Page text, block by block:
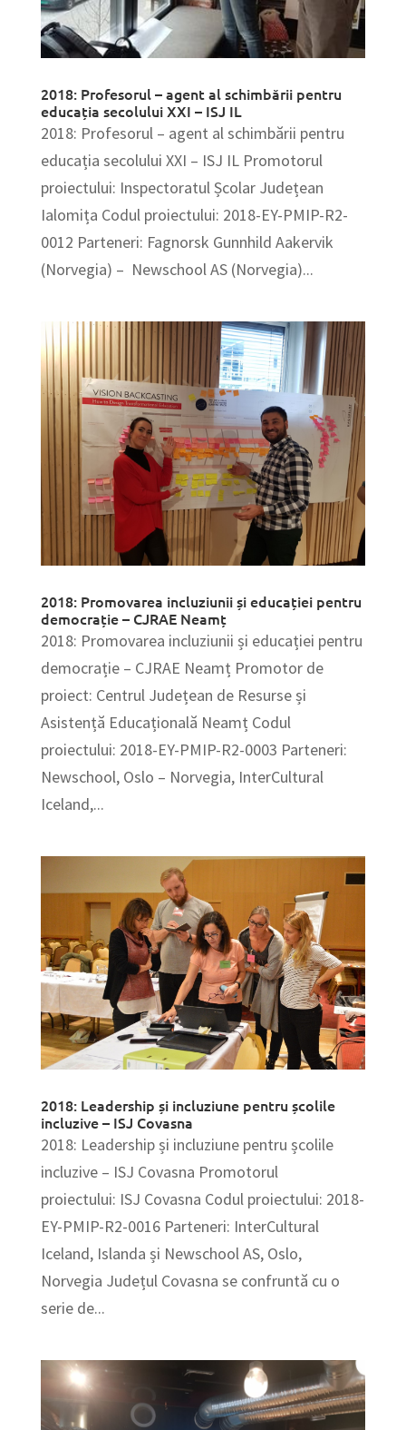
2018: Profesorul – agent al schimbării pentru
educația secolului XXI – ISJ IL
2018: Profesorul – agent al schimbării pentru
educația secolului XXI – ISJ IL Promotorul
proiectului: Inspectoratul Școlar Județean
Ialomița Codul proiectului: 2018-EY-PMIP-R2-
0012 Parteneri: Fagnorsk Gunnhild Aakervik
(Norvegia) – Newschool AS (Norvegia)...
2018: Promovarea incluziunii și educației pentru
democrație – CJRAE Neamț
2018: Promovarea incluziunii și educației pentru
democrație – CJRAE Neamț Promotor de
proiect: Centrul Județean de Resurse și
Asistență Educațională Neamț Codul
proiectului: 2018-EY-PMIP-R2-0003 Parteneri:
Newschool, Oslo – Norvegia, InterCultural
Iceland,...
2018: Leadership și incluziune pentru școlile
incluzive – ISJ Covasna
2018: Leadership și incluziune pentru școlile
incluzive – ISJ Covasna Promotorul
proiectului: ISJ Covasna Codul proiectului: 2018-
EY-PMIP-R2-0016 Parteneri: InterCultural
Iceland, Islanda și Newschool AS, Oslo,
Norvegia Județul Covasna se confruntă cu o
serie de...